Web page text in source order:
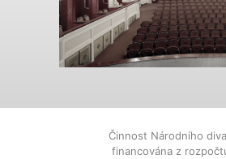
Činnost Národního
financována z